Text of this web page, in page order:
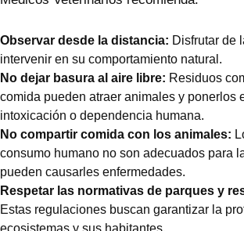
Observar desde la distancia: Disfrutar de
intervenir en su comportamiento natural.
No dejar basura al aire libre: Residuos
comida pueden atraer animales y ponerlos
intoxicación o dependencia humana.
No compartir comida con los animales:
consumo humano no son adecuados para
pueden causarles enfermedades.
Respetar las normativas de parques y
Estas regulaciones buscan garantizar la
ecosistemas y sus habitantes.